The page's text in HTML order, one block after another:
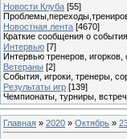
Новости Клуба [55]
Новостная лента [4670]
Краткие сообщения о
Интервью [7]
Интервью тренеров, игорков,
Ветераны [2]
События, игроки, тренеры,
Результаты игр [139]
Чемпионаты, турниры,
Главная » 2020 » Октябрь »